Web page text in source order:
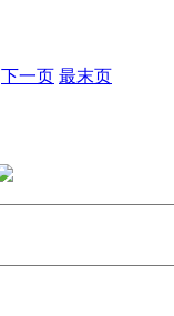
下一页 最末页